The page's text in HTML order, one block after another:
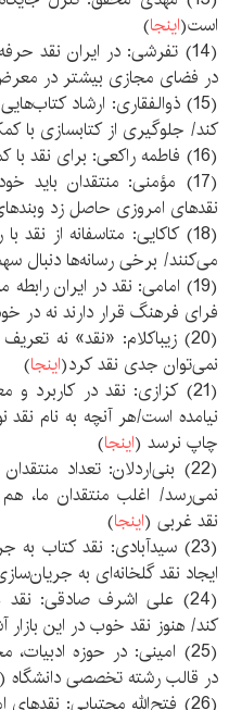
است(اینجا)
(14) تفرشی: در ایران نقد
در فضای مجازی بیشتر در
(15) ذوالفقاری: ارشاد
کند/ جلوگیری از کتابسازی با
(16) فاطمه راکعی: برای نقد با کمبود متخصص مواجه‌ایم (
(17) مؤمنی: منتقدان
نقدهای امروزی حاصل زد
(18) کاکایی: متاسفانه از
می‌کنند/ برخی رسانه‌ها دنبال
(19) امامی: نقد در ايران
فرای فرهنگ قرار دارند نه در
(20) زیباکلام: «نقد» نه
نمی‌توان جدی نقد کرد(اینجا)
(21‌) کزازی: نقد در کاربرد و
نیامده است/هر آنچه به نام نقد
چاپ نرسد (اینجا)
(22) بنی‌اردلان: تعداد
نمی‌رسد/ اغلب منتقدان ما،
نقد غربی (اینجا)
(23) سیدآبادی: نقد کتاب
ایجاد نقد گلخانه‌ای به
(24) علی اشرف صادقی: نقد
کند/ هنوز نقد خوب در این
(25) امینی: در حوزه
در قالب رشته تخصصی دانشگاه‌ (
(26) فتح‌الله مجتبایی: